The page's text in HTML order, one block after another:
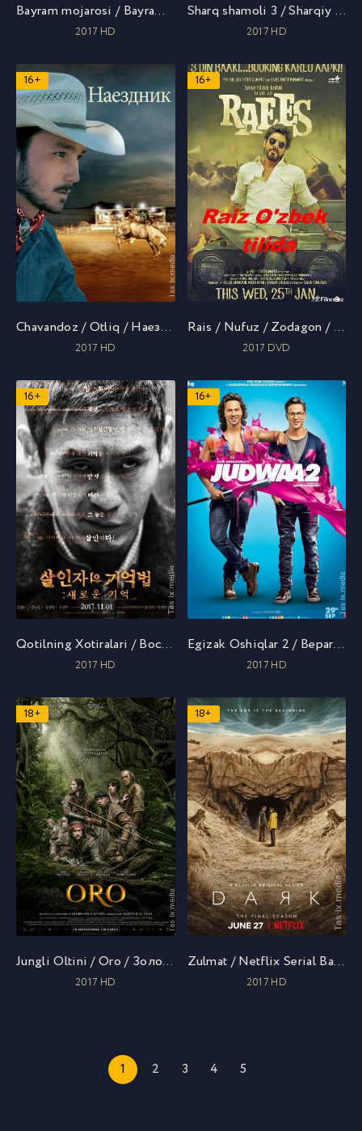
Bayram mojarosi / Bayram shov-shuvlari / Праздничный переполох / Uzbek tilida / O'zbekcha tarjima
2017 HD
Sharq shamoli 3 / Sharqiy shamol 3: Ora chorlovi / Оствинд 3 / Восточный ветер 3: Наследие Оры / Uzbek tilida / O'zbekcha tarjima
2017 HD
16+
Chavandoz / Otliq / Наездник / Uzbek tilida / O'zbekcha tarjima
2017 HD
16+
Rais / Nufuz / Zodagon / Богатей / Uzbek tilida / O'zbekcha tarjima
2017 DVD
16+
Qotilning Xotiralari / Воспоминания убийцы / Uzbek tilida / O'zbekcha tarjima
2017 HD
16+
Egizak Oshiqlar 2 / Beparvo Oshiqlar 2 / Judwaa 2 / Беспечные близнецы 2 / Uzbek tilida / O'zbekcha tarjima
2017 HD
18+
Jungli Oltini / Oro / Золото / Uzbek tilida / O'zbekcha tarjima
2017 HD
18+
Zulmat / Netflix Serial Barcha Qismlar / Тьма / Uzbek tilida / O'zbekcha tarjima
2017 HD
1 2 3 4 5